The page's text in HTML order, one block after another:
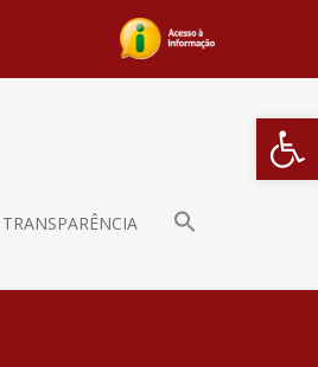
Barra de
TRANSPARÊNCIA